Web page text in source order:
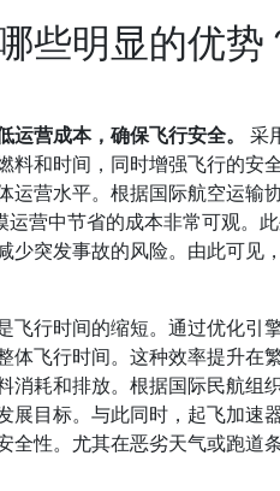
些明显的优
营成本，确保飞行安全。
采
料和时间，同时增强飞行的安
运营水平。根据国际航空运输
营中节省的成本非常可观。
少突发事故的风险。由此可见
飞行时间的缩短。通过优化引
体飞行时间。这种效率提升在
消耗和排放。根据国际民航组
展目标。与此同时，起飞加速
全性。尤其在恶劣天气或跑道